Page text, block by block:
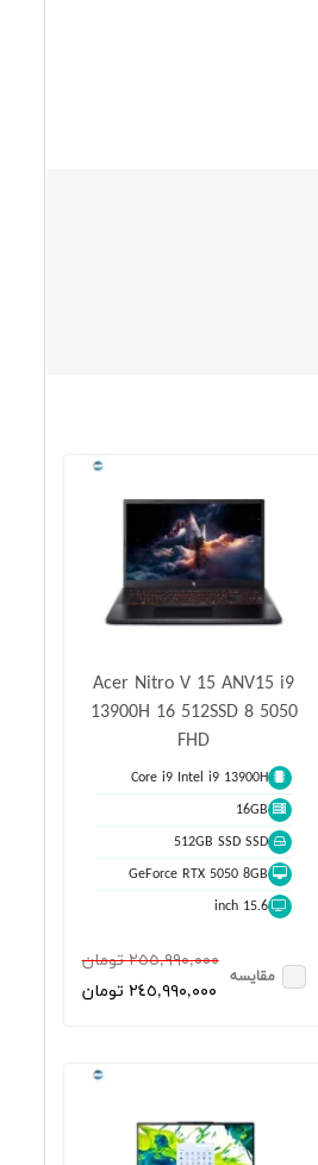
Acer Nitro V 15 ANV15 i9
13900H 16 512SSD 8 5050
FHD
Core i9 Intel i9 13900H
16GB
512GB SSD SSD
GeForce RTX 5050 8GB
15.6 inch
٢٥٥,٩٩٠,٠٠٠ تومان
٢٤٥,٩٩٠,٠٠٠ تومان
مقایسه